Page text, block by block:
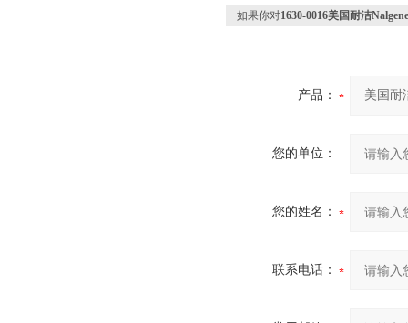
如果你对1630-0016美国耐洁
产品：
您的单位：
您的姓名：
联系电话：